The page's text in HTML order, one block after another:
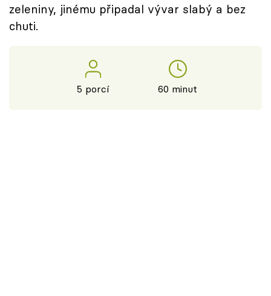
Sledujte prima+
zeleniny, jinému připadal vývar slabý a bez
chuti.
5 porcí 60 minut